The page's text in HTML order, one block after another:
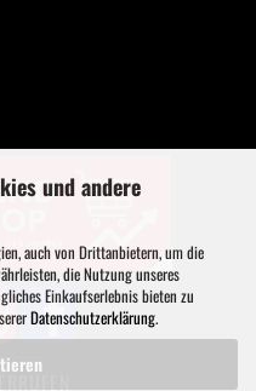
und andere
auch von Drittanbietern, um die
die Nutzung unseres
Einkaufserlebnis bieten zu
Datenschutzerklärung.